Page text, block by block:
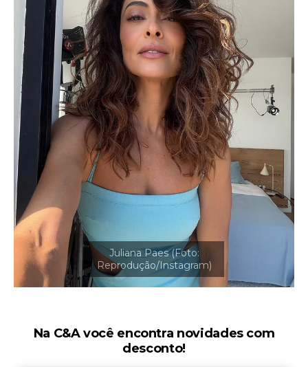
Na C&A você encontra novidades com
desconto!